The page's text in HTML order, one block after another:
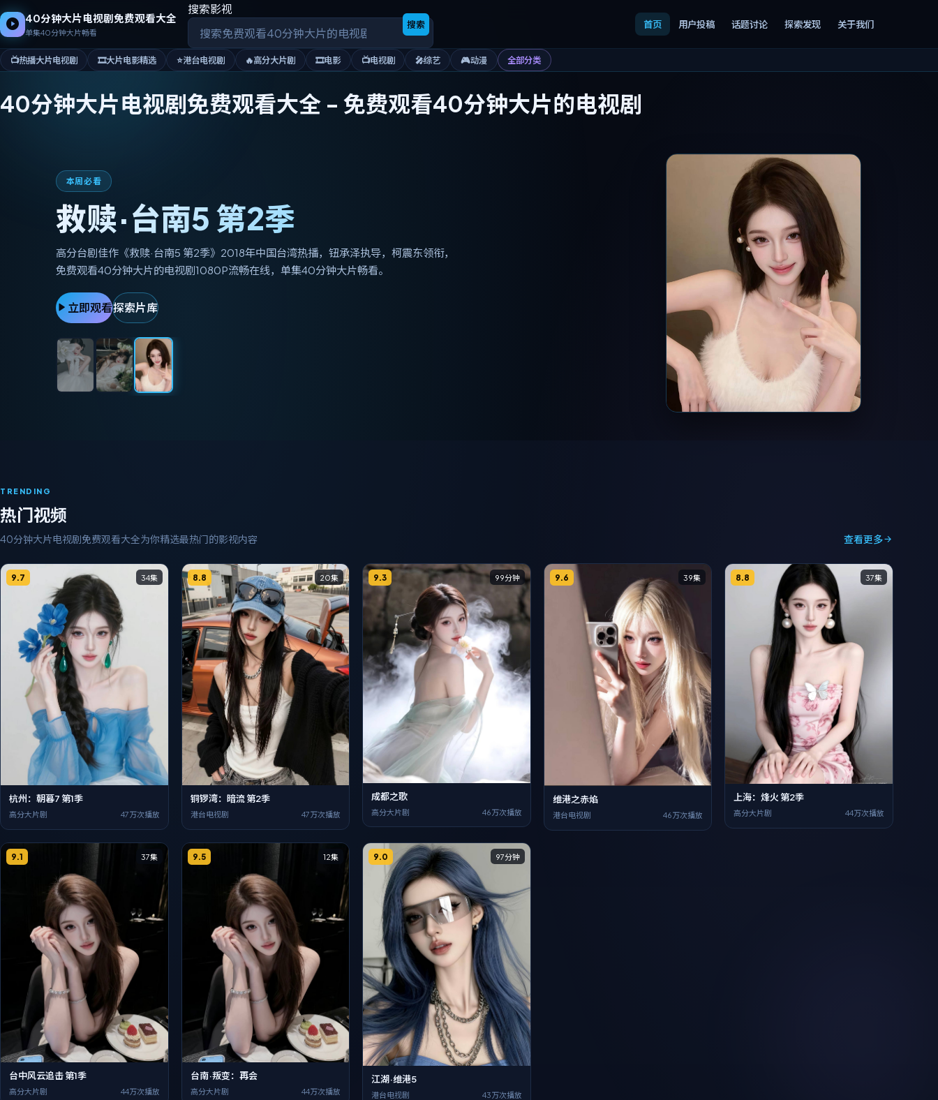
40分钟大片电视剧免费观看大全
单集40分钟大片畅看
搜索影视
搜索 首页 用户投稿 话题讨论 探索发现 关于我们
📺热播大片电视剧 🎞️大片电影精选 ⭐港台电视剧 🔥高分大片剧 🎞️电影 📺电视剧 🎤综艺 🎮动漫 全部分类
40分钟大片电视剧免费观看大全 - 免费观看40分钟大片的电视剧
本周必看
救赎·台南5 第2季
高分台剧佳作《救赎·台南5 第2季》2018年中国台湾热播，钮承泽执导，柯震东领衔，
免费观看40分钟大片的电视剧1080P流畅在线，单集40分钟大片畅看。
立即观看探索片库
TRENDING
热门视频
40分钟大片电视剧免费观看大全为你精选最热门的影视内容 查看更多
9.7 34集
杭州：朝暮7 第1季
高分大片剧 47万次播放
8.8 20集
铜锣湾：暗流 第2季
港台电视剧 47万次播放
9.3 99分钟
成都之歌
高分大片剧 46万次播放
9.6 39集
维港之赤焰
港台电视剧 46万次播放
8.8 37集
上海：烽火 第2季
高分大片剧 44万次播放
9.1 37集
台中风云追击 第1季
高分大片剧 44万次播放
9.5 12集
台南·叛变：再会
高分大片剧 44万次播放
9.0 97分钟
江湖·维港5
港台电视剧 43万次播放